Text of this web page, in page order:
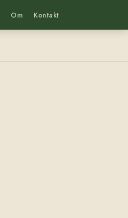
Om Kontakt